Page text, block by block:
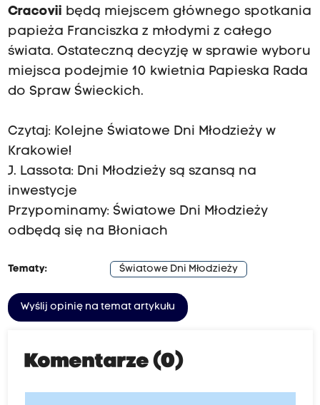
Cracovii będą miejscem głównego spotkania
papieża Franciszka z młodymi z całego
świata. Ostateczną decyzję w sprawie wyboru
miejsca podejmie 10 kwietnia Papieska Rada
do Spraw Świeckich.
Czytaj: Kolejne Światowe Dni Młodzieży w
Krakowie!
J. Lassota: Dni Młodzieży są szansą na
inwestycje
Przypominamy: Światowe Dni Młodzieży
odbędą się na Błoniach
Tematy: Światowe Dni Młodzieży
Wyślij opinię na temat artykułu
Komentarze (0)